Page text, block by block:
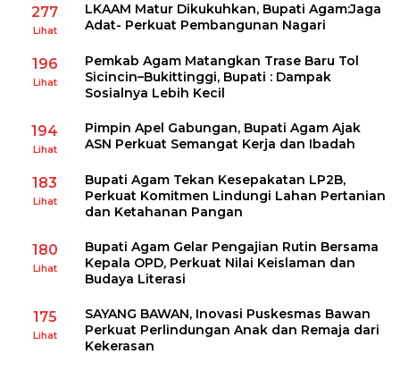
277
Lihat
LKAAM Matur Dikukuhkan, Bupati Agam:Jaga
Adat- Perkuat Pembangunan Nagari
196
Lihat
Pemkab Agam Matangkan Trase Baru Tol
Sicincin–Bukittinggi, Bupati : Dampak
Sosialnya Lebih Kecil
194
Lihat
Pimpin Apel Gabungan, Bupati Agam Ajak
ASN Perkuat Semangat Kerja dan Ibadah
183
Lihat
Bupati Agam Tekan Kesepakatan LP2B,
Perkuat Komitmen Lindungi Lahan Pertanian
dan Ketahanan Pangan
180
Lihat
Bupati Agam Gelar Pengajian Rutin Bersama
Kepala OPD, Perkuat Nilai Keislaman dan
Budaya Literasi
175
Lihat
SAYANG BAWAN, Inovasi Puskesmas Bawan
Perkuat Perlindungan Anak dan Remaja dari
Kekerasan